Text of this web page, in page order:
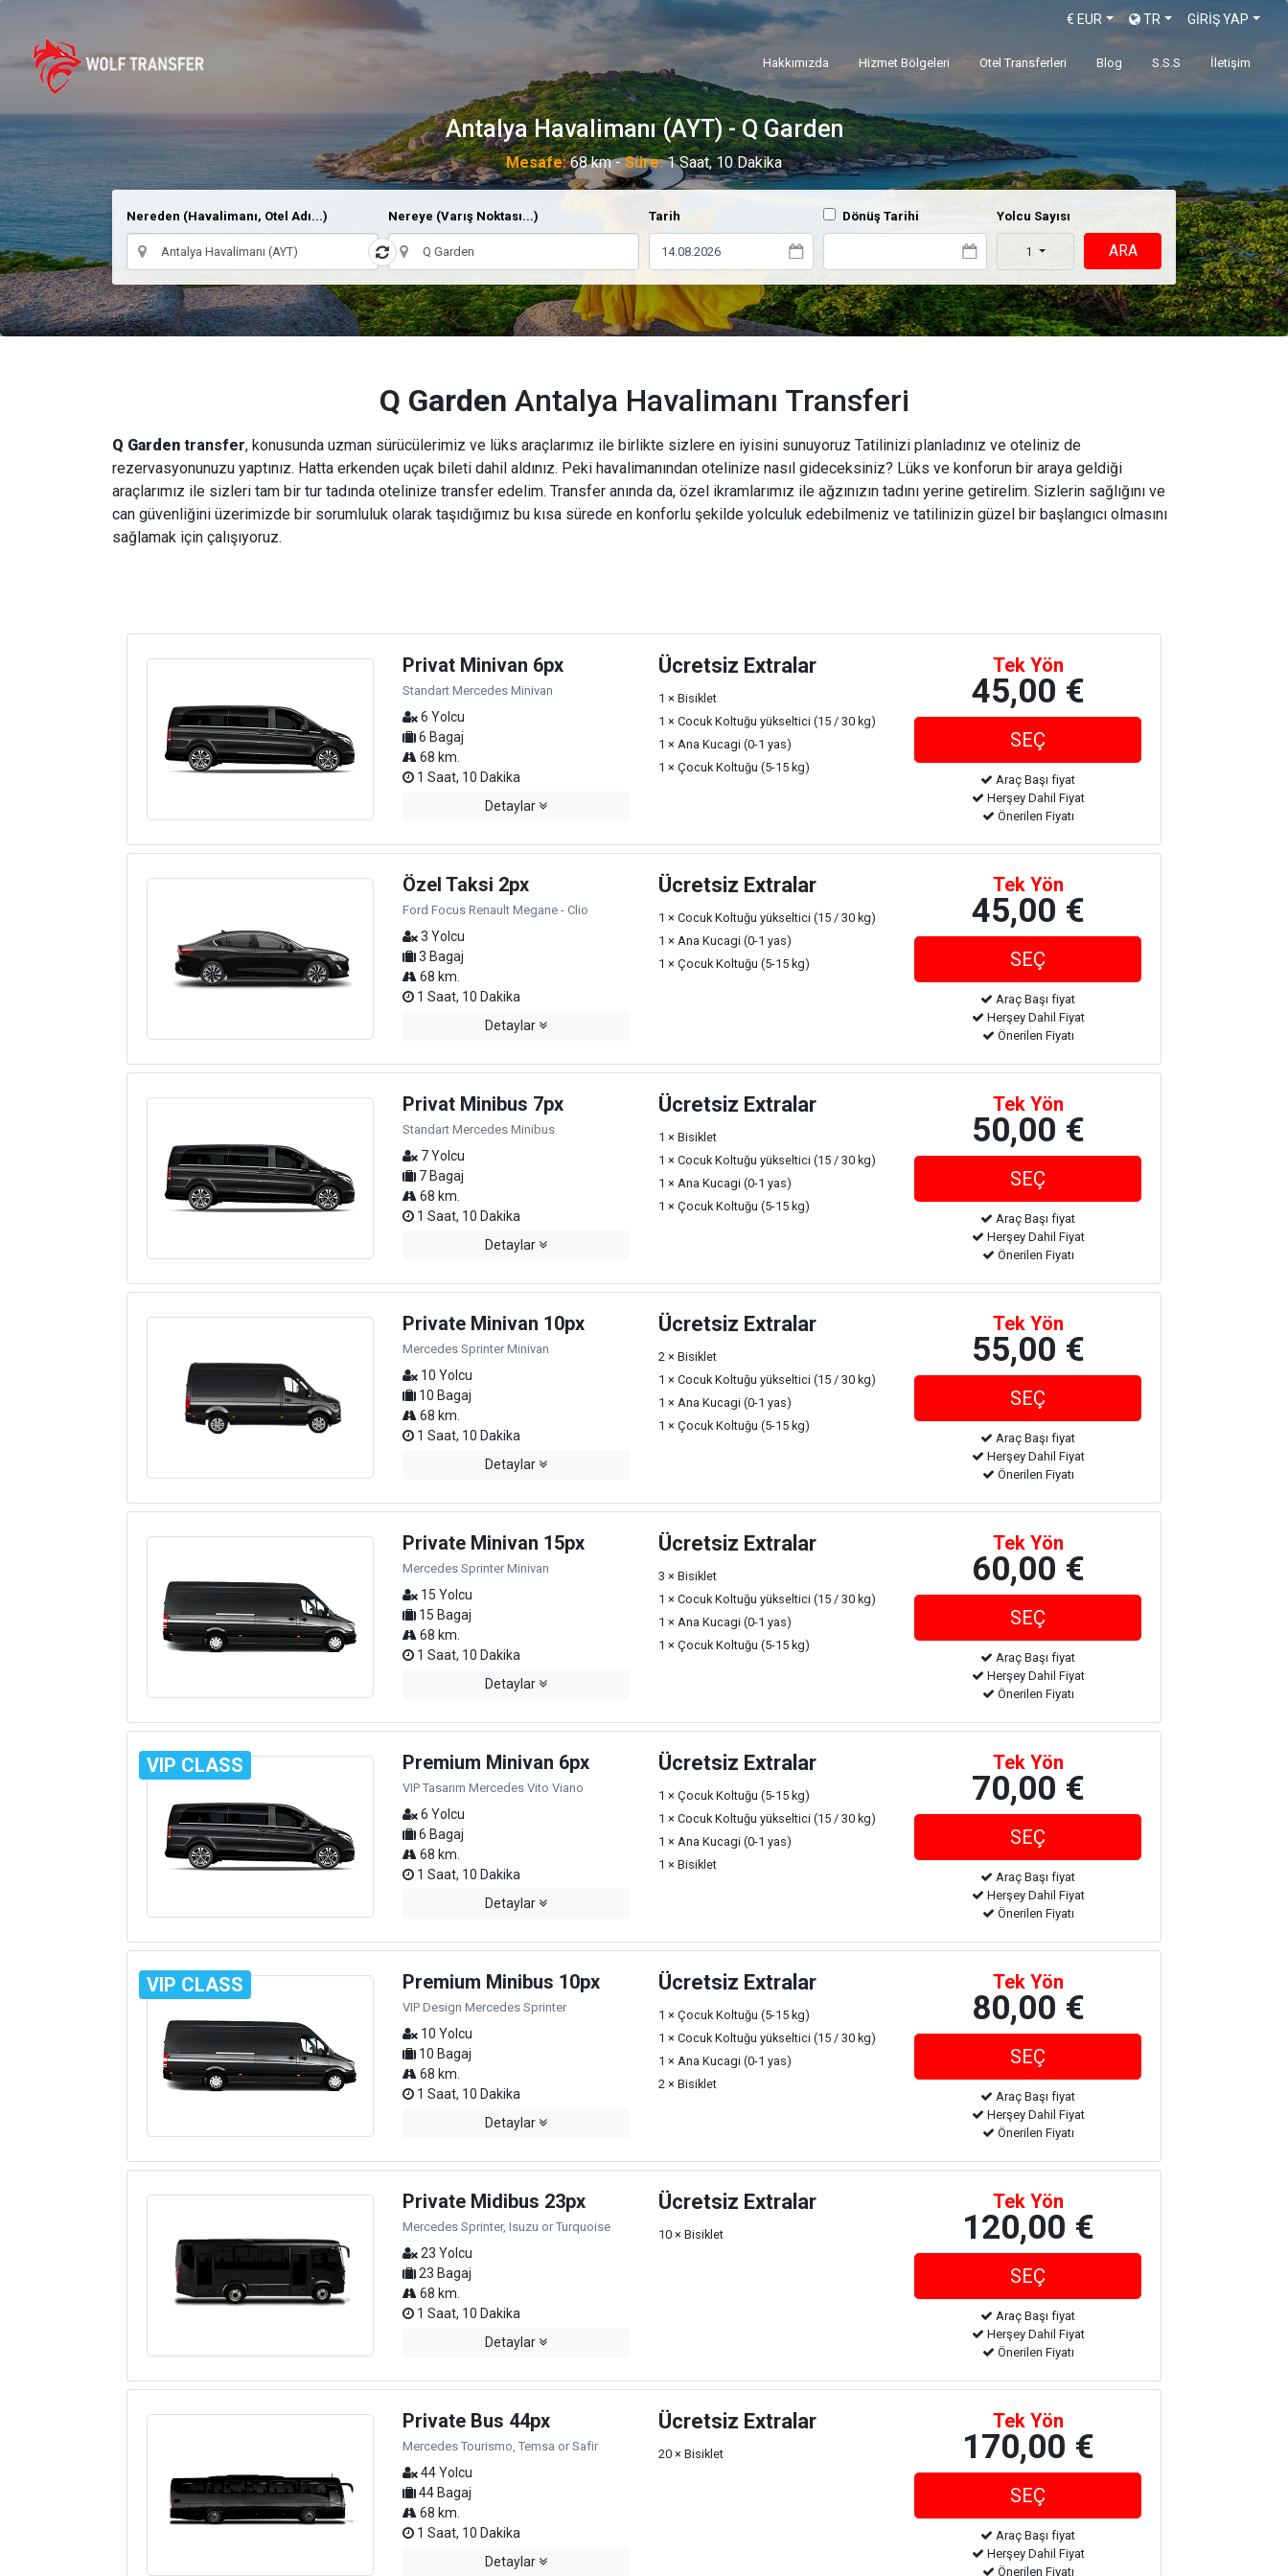
GİRİŞ YAP
TR
€ EUR
Hakkımızda Hizmet Bölgeleri Otel Transferleri Blog S.S.S İletişim
Antalya Havalimanı (AYT) - Q Garden
Mesafe:68 km -Süre:1 Saat, 10 Dakika
Nereden (Havalimanı, Otel Adı...) Nereye (Varış Noktası...) Tarih Dönüş Tarihi Yolcu Sayısı
1 ARA
Q Garden Antalya Havalimanı Transferi
Q Garden transfer, konusunda uzman sürücülerimiz ve lüks araçlarımız ile birlikte sizlere en iyisini sunuyoruz Tatilinizi planladınız ve oteliniz de
rezervasyonunuzu yaptınız. Hatta erkenden uçak bileti dahil aldınız. Peki havalimanından otelinize nasıl gideceksiniz? Lüks ve konforun bir araya geldiği
araçlarımız ile sizleri tam bir tur tadında otelinize transfer edelim. Transfer anında da, özel ikramlarımız ile ağzınızın tadını yerine getirelim. Sizlerin sağlığını ve
can güvenliğini üzerimizde bir sorumluluk olarak taşıdığımız bu kısa sürede en konforlu şekilde yolculuk edebilmeniz ve tatilinizin güzel bir başlangıcı olmasını
sağlamak için çalışıyoruz.
Privat Minivan 6px
Standart Mercedes Minivan
6 Yolcu
6 Bagaj
68 km.
1 Saat, 10 Dakika
Detaylar
Ücretsiz Extralar
1 × Bisiklet
1 × Cocuk Koltuğu yükseltici (15 / 30 kg)
1 × Ana Kucagi (0-1 yas)
1 × Çocuk Koltuğu (5-15 kg)
Tek Yön
45,00 €
Araç Başı fiyat
Herşey Dahil Fiyat
Önerilen Fiyatı
Özel Taksi 2px
Ford Focus Renault Megane - Clio
3 Yolcu
3 Bagaj
68 km.
1 Saat, 10 Dakika
Detaylar
Ücretsiz Extralar
1 × Cocuk Koltuğu yükseltici (15 / 30 kg)
1 × Ana Kucagi (0-1 yas)
1 × Çocuk Koltuğu (5-15 kg)
Tek Yön
45,00 €
Araç Başı fiyat
Herşey Dahil Fiyat
Önerilen Fiyatı
Privat Minibus 7px
Standart Mercedes Minibus
7 Yolcu
7 Bagaj
68 km.
1 Saat, 10 Dakika
Detaylar
Ücretsiz Extralar
1 × Bisiklet
1 × Cocuk Koltuğu yükseltici (15 / 30 kg)
1 × Ana Kucagi (0-1 yas)
1 × Çocuk Koltuğu (5-15 kg)
Tek Yön
50,00 €
Araç Başı fiyat
Herşey Dahil Fiyat
Önerilen Fiyatı
Private Minivan 10px
Mercedes Sprinter Minivan
10 Yolcu
10 Bagaj
68 km.
1 Saat, 10 Dakika
Detaylar
Ücretsiz Extralar
2 × Bisiklet
1 × Cocuk Koltuğu yükseltici (15 / 30 kg)
1 × Ana Kucagi (0-1 yas)
1 × Çocuk Koltuğu (5-15 kg)
Tek Yön
55,00 €
Araç Başı fiyat
Herşey Dahil Fiyat
Önerilen Fiyatı
Private Minivan 15px
Mercedes Sprinter Minivan
15 Yolcu
15 Bagaj
68 km.
1 Saat, 10 Dakika
Detaylar
Ücretsiz Extralar
3 × Bisiklet
1 × Cocuk Koltuğu yükseltici (15 / 30 kg)
1 × Ana Kucagi (0-1 yas)
1 × Çocuk Koltuğu (5-15 kg)
Tek Yön
60,00 €
Araç Başı fiyat
Herşey Dahil Fiyat
Önerilen Fiyatı
VIP CLASS Premium Minivan 6px
VIP Tasarım Mercedes Vito Viano
6 Yolcu
6 Bagaj
68 km.
1 Saat, 10 Dakika
Detaylar
Ücretsiz Extralar
1 × Çocuk Koltuğu (5-15 kg)
1 × Cocuk Koltuğu yükseltici (15 / 30 kg)
1 × Ana Kucagi (0-1 yas)
1 × Bisiklet
Tek Yön
70,00 €
Araç Başı fiyat
Herşey Dahil Fiyat
Önerilen Fiyatı
VIP CLASS Premium Minibus 10px
VIP Design Mercedes Sprinter
10 Yolcu
10 Bagaj
68 km.
1 Saat, 10 Dakika
Detaylar
Ücretsiz Extralar
1 × Çocuk Koltuğu (5-15 kg)
1 × Cocuk Koltuğu yükseltici (15 / 30 kg)
1 × Ana Kucagi (0-1 yas)
2 × Bisiklet
Tek Yön
80,00 €
Araç Başı fiyat
Herşey Dahil Fiyat
Önerilen Fiyatı
Private Midibus 23px
Mercedes Sprinter, Isuzu or Turquoise
23 Yolcu
23 Bagaj
68 km.
1 Saat, 10 Dakika
Detaylar
Ücretsiz Extralar
10 × Bisiklet
Tek Yön
120,00 €
Araç Başı fiyat
Herşey Dahil Fiyat
Önerilen Fiyatı
Private Bus 44px
Mercedes Tourismo, Temsa or Safir
44 Yolcu
44 Bagaj
68 km.
1 Saat, 10 Dakika
Detaylar
Ücretsiz Extralar
20 × Bisiklet
Tek Yön
170,00 €
Araç Başı fiyat
Herşey Dahil Fiyat
Önerilen Fiyatı